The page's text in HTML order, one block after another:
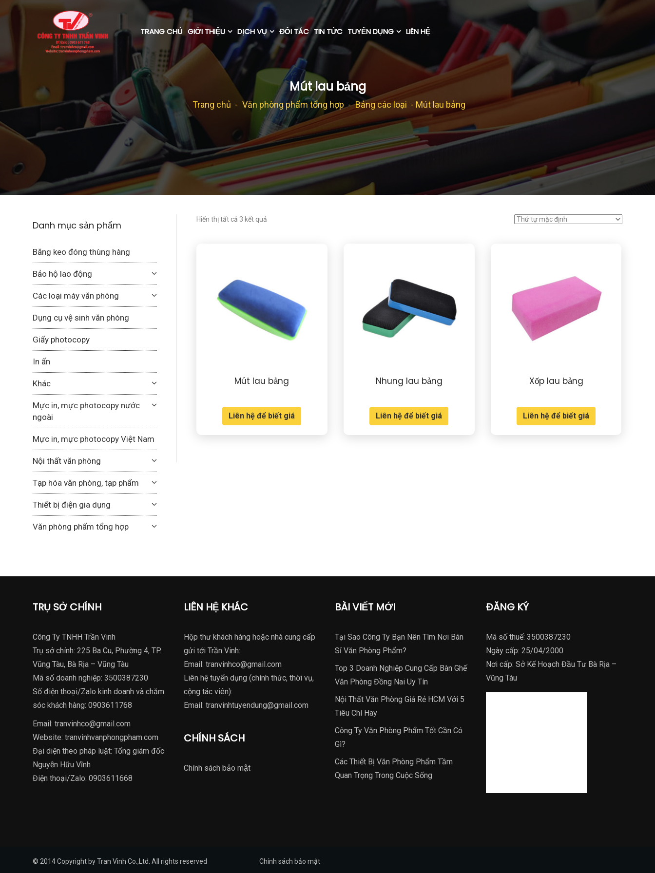
TRANG CHỦ GIỚI THIỆU DỊCH VỤ ĐỐI TÁC TIN TỨC TUYỂN DỤNG LIÊN HỆ
Mút lau bảng
Trang chủ - Văn phòng phẩm tổng hợp - Bảng các loại - Mút lau bảng
Danh mục sản phẩm
Băng keo đóng thùng hàng
Bảo hộ lao động
Các loại máy văn phòng
Dụng cụ vệ sinh văn phòng
Giấy photocopy
In ấn
Khác
Mực in, mực photocopy nước
ngoài
Mực in, mực photocopy Việt Nam
Nội thất văn phòng
Tạp hóa văn phòng, tạp phẩm
Thiết bị điện gia dụng
Văn phòng phẩm tổng hợp
Hiển thị tất cả 3 kết quả
Mút lau bảng
Liên hệ để biết giá
Nhung lau bảng
Liên hệ để biết giá
Xốp lau bảng
Liên hệ để biết giá
TRỤ SỞ CHÍNH
Công Ty TNHH Trần Vinh
Trụ sở chính: 225 Ba Cu, Phường 4, TP.
Vũng Tàu, Bà Rịa – Vũng Tàu
Mã số doanh nghiệp: 3500387230
Số điện thoại/Zalo kinh doanh và chăm
sóc khách hàng:0903611768
Email:tranvinhco@gmail.com
Website:tranvinhvanphongpham.com
Đại diện theo pháp luật: Tổng giám đốc
Nguyễn Hữu Vĩnh
Điện thoại/Zalo:0903611668
LIÊN HỆ KHÁC
Hộp thư khách hàng hoặc nhà cung cấp
gửi tới Trần Vinh:
Email:tranvinhco@gmail.com
Liên hệ tuyển dụng (chính thức, thời vụ,
cộng tác viên):
Email:tranvinhtuyendung@gmail.com
CHÍNH SÁCH
Chính sách bảo mật
BÀI VIẾT MỚI
Tại Sao Công Ty Bạn Nên Tìm Nơi Bán
Sỉ Văn Phòng Phẩm?
Top 3 Doanh Nghiệp Cung Cấp Bàn Ghế
Văn Phòng Đồng Nai Uy Tín
Nội Thất Văn Phòng Giá Rẻ HCM Với 5
Tiêu Chí Hay
Công Ty Văn Phòng Phẩm Tốt Cần Có
Gì?
Các Thiết Bị Văn Phòng Phẩm Tầm
Quan Trọng Trong Cuộc Sống
ĐĂNG KÝ
Mã số thuế: 3500387230
Ngày cấp: 25/04/2000
Nơi cấp: Sở Kế Hoạch Đầu Tư Bà Rịa –
Vũng Tàu
© 2014 Copyright by Tran Vinh Co.,Ltd. All rights reserved Chính sách bảo mật